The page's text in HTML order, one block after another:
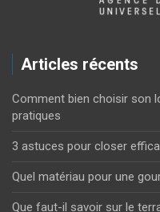
Articles récents
Comment bien choisir son
pratiques
3 astuces pour closer
Quel matériau pour une
Que faut-il savoir sur le